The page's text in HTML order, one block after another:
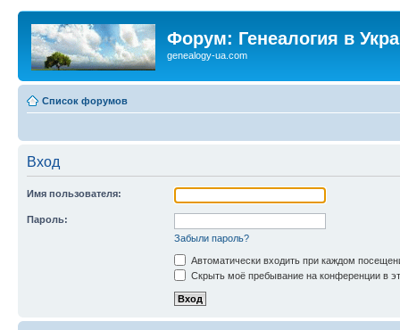
Форум: Генеалогия в
genealogy-ua.com
Список форумов
Вход
Имя пользователя:
Пароль:
Забыли пароль?
Автоматически входить при каждом
Скрыть моё пребывание на конференции в